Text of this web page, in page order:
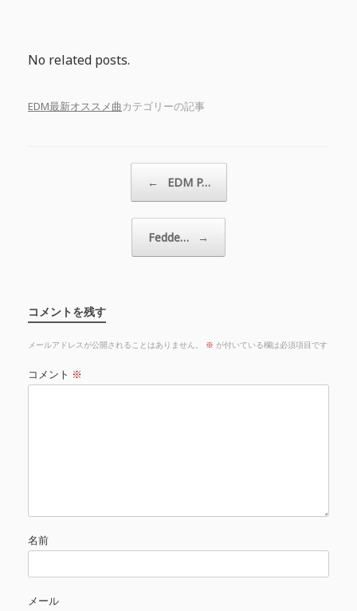
No related posts.
EDM最新オススメ曲カテゴリーの記事
← EDM P…
Fedde… →
コメントを残す
メールアドレスが公開されることはありません。 ※ が付いている欄は必須項目です
コメント ※
名前
メール